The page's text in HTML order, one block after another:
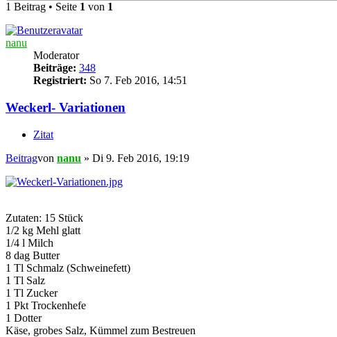
1 Beitrag • Seite 1 von 1
nanu
Moderator
Beiträge: 348
Registriert: So 7. Feb 2016, 14:51
Weckerl- Variationen
Zitat
Beitragvon nanu » Di 9. Feb 2016, 19:19
Zutaten: 15 Stück
1/2 kg Mehl glatt
1/4 l Milch
8 dag Butter
1 Tl Schmalz (Schweinefett)
1 Tl Salz
1 Tl Zucker
1 Pkt Trockenhefe
1 Dotter
Käse, grobes Salz, Kümmel zum Bestreuen